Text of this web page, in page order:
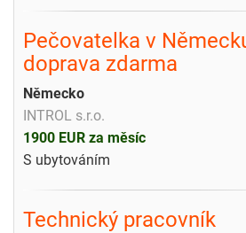
Pečovatelka v
doprava zdarma
Německo
INTROL s.r.o.
1900 EUR za měsíc
S ubytováním
Technický pracovník